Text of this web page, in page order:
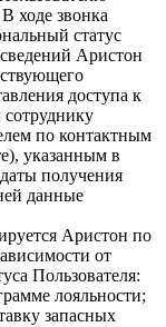
ходе звонка
статус
Аристон
доступа к
по контактным
указанным в
получения
данные
Аристон по
от
Пользователя:
лояльности;
запасных